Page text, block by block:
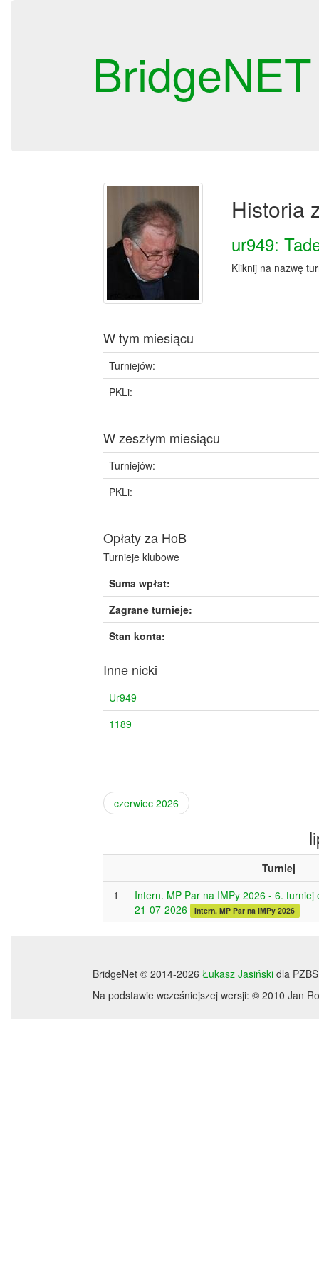
BridgeNET
Historia
ur949:
Kliknij na nazwę
W tym miesiącu
Turniejów:
PKLi:
W zeszłym miesiącu
Turniejów:
PKLi:
Opłaty za HoB
Turnieje klubowe
Suma wpłat:
Zagrane turnieje:
Stan konta:
Inne nicki
Ur949
1189
czerwiec 2026
Turniej
1
Intern. MP Par na IMPy 2026 - 6. turniej
21-07-2026
Intern. MP Par na IMPy 2026
BridgeNet © 2014-2026 Łukasz Jasiński dla PZBS
Na podstawie wcześniejszej wersji: © 2010 Jan